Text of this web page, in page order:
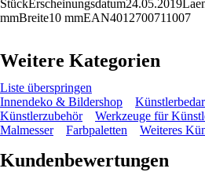
mmBreite10 mmEAN4012700711007
Weitere Kategorien
Liste überspringen
Innendeko & Bildershop
Künstlerzubehör
Werkzeuge für
Malmesser
Farbpaletten Weiteres
Kundenbewertungen